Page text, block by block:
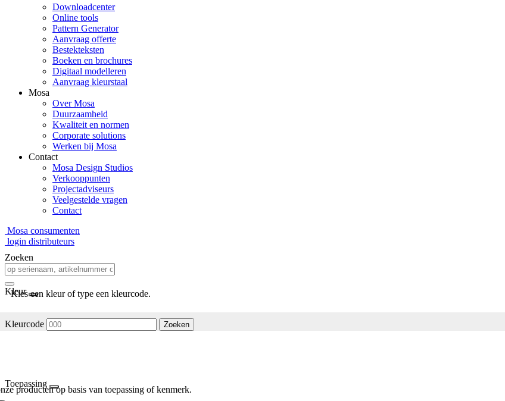
Downloadcenter
Online tools
Pattern Generator
Aanvraag offerte
Bestekteksten
Boeken en brochures
Digitaal modelleren
Aanvraag kleurstaal
Mosa
Over Mosa
Duurzaamheid
Kwaliteit en normen
Corporate solutions
Werken bij Mosa
Contact
Mosa Design Studios
Verkooppunten
Projectadviseurs
Veelgestelde vragen
Contact
Mosa consumenten
login distributeurs
Zoeken
Kleur
Kies een kleur of type een kleurcode.
Kleurcode Zoeken
Toepassing
producten op basis van toepassing of kenmerk.